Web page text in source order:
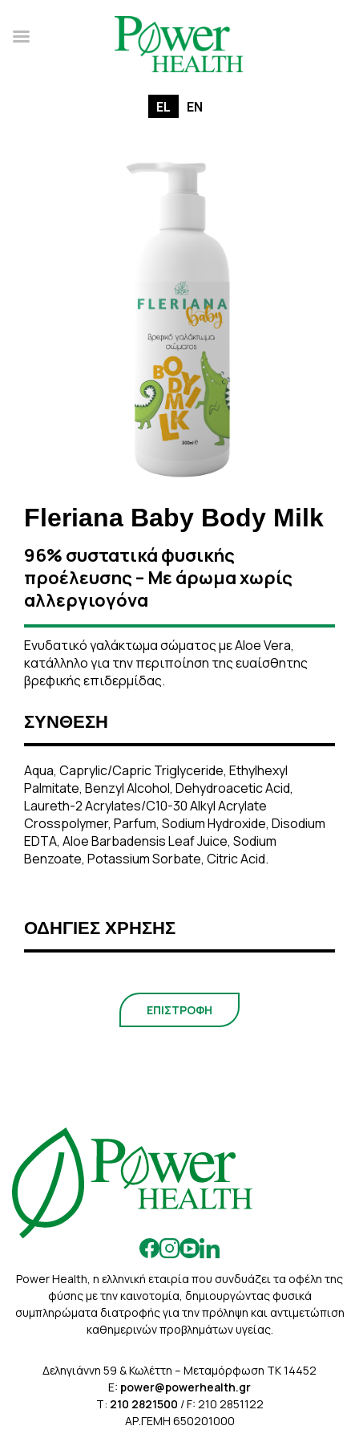
EL EN
Fleriana Baby Body Milk
96% συστατικά φυσικής
προέλευσης – Με άρωμα χωρίς
αλλεργιογόνα
Ενυδατικό γαλάκτωμα σώματος με Aloe Vera,
κατάλληλο για την περιποίηση της ευαίσθητης
βρεφικής επιδερμίδας.
ΣΥΝΘΕΣΗ
Aqua, Caprylic/Capric Triglyceride, Ethylhexyl
Palmitate, Benzyl Alcohol, Dehydroacetic Acid,
Laureth-2 Acrylates/C10-30 Alkyl Acrylate
Crosspolymer, Parfum, Sodium Hydroxide, Disodium
EDTA, Aloe Barbadensis Leaf Juice, Sodium
Benzoate, Potassium Sorbate, Citric Acid.
ΟΔΗΓΙΕΣ ΧΡΗΣΗΣ
ΕΠΙΣΤΡΟΦΗ
Power Health, η ελληνική εταιρία που συνδυάζει τα οφέλη της
φύσης με την καινοτομία, δημιουργώντας φυσικά
συμπληρώματα διατροφής για την πρόληψη και αντιμετώπιση
καθημερινών προβλημάτων υγείας.
Δεληγιάννη 59 & Κωλέττη – Μεταμόρφωση ΤΚ 14452
E: power@powerhealth.gr
Τ: 210 2821500 / F: 210 2851122
ΑΡ.ΓΕΜΗ 650201000